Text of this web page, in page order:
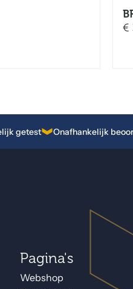
€
getest Onafhankelijk
Pagina's
Webshop